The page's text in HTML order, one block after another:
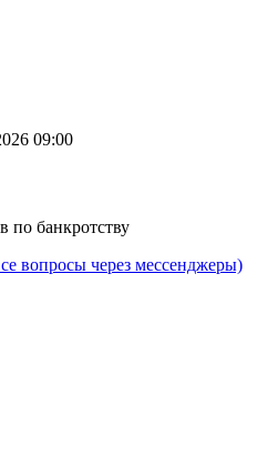
09:00
по банкротству
вопросы через мессенджеры)